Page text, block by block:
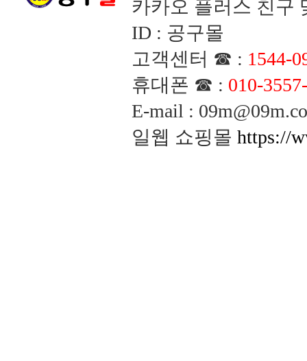
카카오 플러스 친구
ID : 공구몰
고객센터 ☎ : 1544-
휴대폰 ☎ : 010-
E-mail :
일웹 쇼핑몰 https://